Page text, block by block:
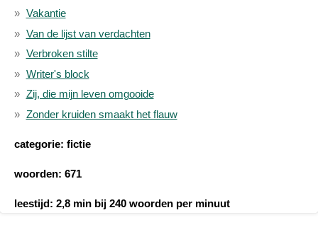
Vakantie
Van de lijst van verdachten
Verbroken stilte
Writer's block
Zij, die mijn leven omgooide
Zonder kruiden smaakt het flauw
categorie: fictie
woorden: 671
leestijd: 2,8 min bij 240 woorden per minuut